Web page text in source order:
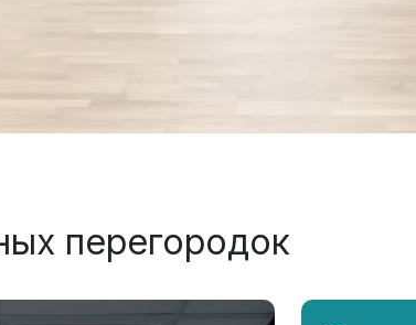
перегородок